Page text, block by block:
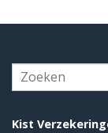
Kist